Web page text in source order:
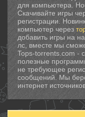
для компьютера.
Скачивайте игры
регистрации.
компьютер через
добавить игры на
лс, вместе мы
Tops-torrents.com -
полезные
не требующее
сообщений. Мы
интернет